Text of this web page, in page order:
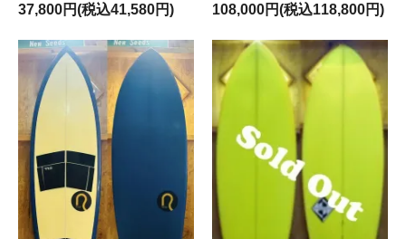
37,800円(税込41,580円) 108,000円(税込118,800円)